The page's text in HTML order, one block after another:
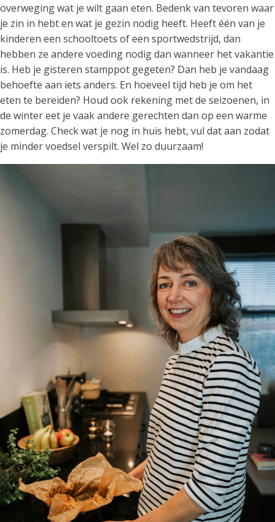
overweging wat je wilt gaan eten. Bedenk van tevoren waar
je zin in hebt en wat je gezin nodig heeft. Heeft één van je
kinderen een schooltoets of een sportwedstrijd, dan
hebben ze andere voeding nodig dan wanneer het vakantie
is. Heb je gisteren stamppot gegeten? Dan heb je vandaag
behoefte aan iets anders. En hoeveel tijd heb je om het
eten te bereiden? Houd ook rekening met de seizoenen, in
de winter eet je vaak andere gerechten dan op een warme
zomerdag. Check wat je nog in huis hebt, vul dat aan zodat
je minder voedsel verspilt. Wel zo duurzaam!